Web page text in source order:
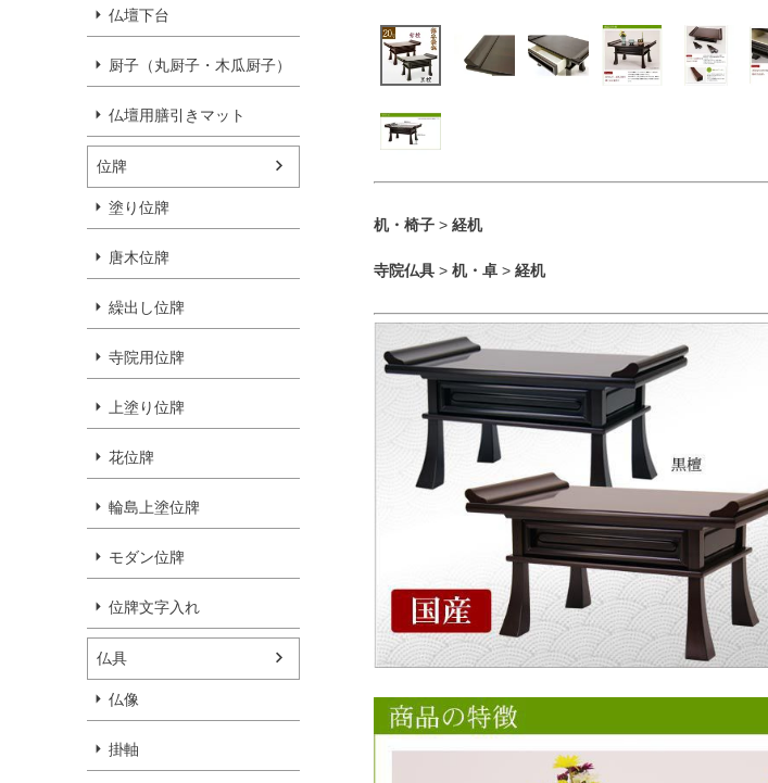
仏壇下台
厨子（丸厨子・木瓜厨子）
仏壇用膳引きマット
位牌
塗り位牌
唐木位牌
繰出し位牌
寺院用位牌
上塗り位牌
花位牌
輪島上塗位牌
モダン位牌
位牌文字入れ
仏具
仏像
掛軸
机・椅子 > 経机
寺院仏具 > 机・卓 > 経机